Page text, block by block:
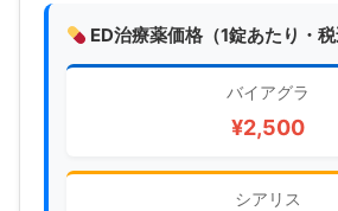
ED治療薬価格（1錠あたり・税
バイアグラ
¥2,500
シアリス